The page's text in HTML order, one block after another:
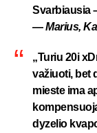
Svarbiausia
—Marius,
„Turiu 20i
važiuoti, bet
mieste ima
dyzelio